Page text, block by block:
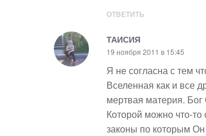
ОТВЕТИТЬ
ТАИСИЯ
19 ноября 2011 в 15:45
Я не согласна с тем
Вселенная как и все
мертвая материя.
Которой можно что-
законы по которым Он